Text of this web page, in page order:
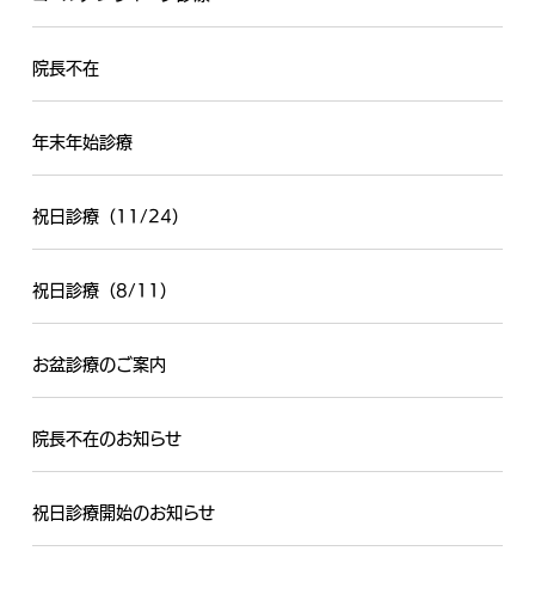
院長不在
年末年始診療
祝日診療（11/24）
祝日診療（8/11）
お盆診療のご案内
院長不在のお知らせ
祝日診療開始のお知らせ